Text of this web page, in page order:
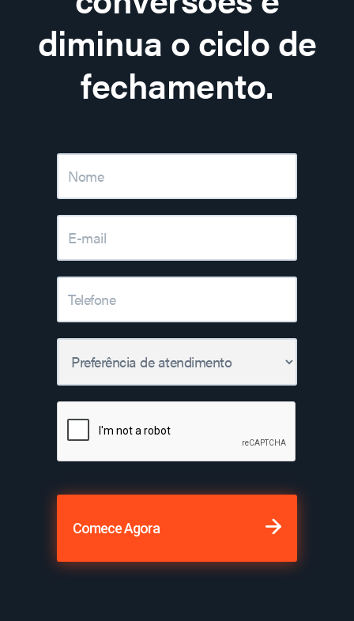
diminua o ciclo de
fechamento.
Comece Agora